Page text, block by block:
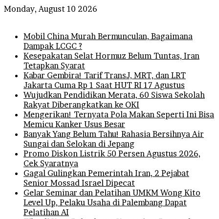
Monday, August 10 2026
Mobil China Murah Bermunculan, Bagaimana
Dampak LCGC ?
Kesepakatan Selat Hormuz Belum Tuntas, Iran
Tetapkan Syarat
Kabar Gembira! Tarif TransJ, MRT, dan LRT
Jakarta Cuma Rp 1 Saat HUT RI 17 Agustus
Wujudkan Pendidikan Merata, 60 Siswa Sekolah
Rakyat Diberangkatkan ke OKI
Mengerikan! Ternyata Pola Makan Seperti Ini Bisa
Memicu Kanker Usus Besar
Banyak Yang Belum Tahu! Rahasia Bersihnya Air
Sungai dan Selokan di Jepang
Promo Diskon Listrik 50 Persen Agustus 2026,
Cek Syaratnya
Gagal Gulingkan Pemerintah Iran, 2 Pejabat
Senior Mossad Israel Dipecat
Gelar Seminar dan Pelatihan UMKM Wong Kito
Level Up, Pelaku Usaha di Palembang Dapat
Pelatihan AI